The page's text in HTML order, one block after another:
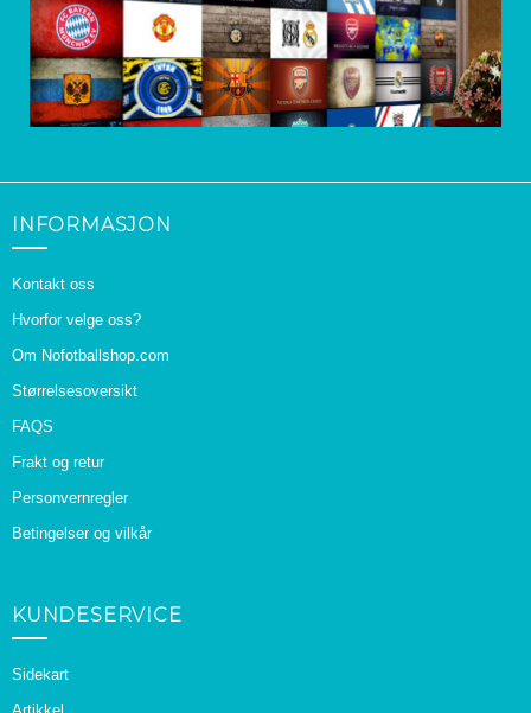
INFORMASJON
Kontakt oss
Hvorfor velge oss?
Om Nofotballshop.com
Størrelsesoversikt
FAQS
Frakt og retur
Personvernregler
Betingelser og vilkår
KUNDESERVICE
Sidekart